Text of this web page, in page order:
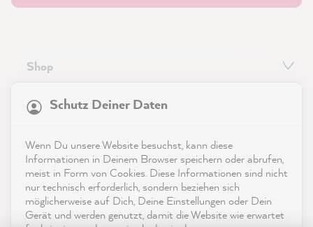
Shop
Service
Kontakt
App herunterladen
Auszeichnungen
Schutz Deiner Daten
Wenn Du unsere Website besuchst, kann diese
Informationen in Deinem Browser speichern oder abrufen,
meist in Form von Cookies. Diese Informationen sind nicht
nur technisch erforderlich, sondern beziehen sich
möglicherweise auf Dich, Deine Einstellungen oder Dein
Gerät und werden genutzt, damit die Website wie erwartet
reviews-io